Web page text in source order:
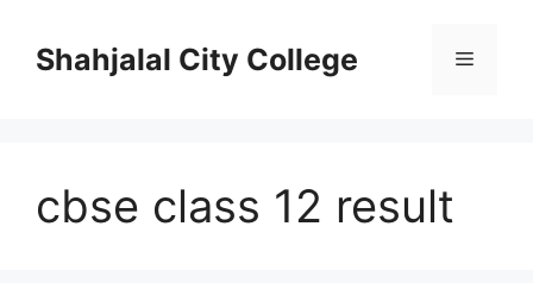
Shahjalal City College Menu
cbse class 12 result